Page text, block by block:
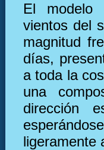
El modelo
vientos del
magnitud
días,
a toda la
una
dirección
ligeramente